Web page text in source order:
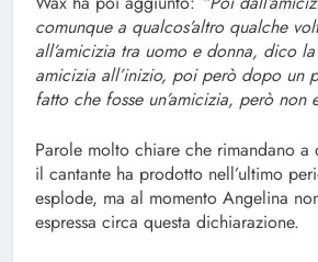
comunque a qualcos’altro qualche
all’amicizia tra uomo e donna, dico
amicizia all’inizio, poi però dopo un
fatto che fosse un’amicizia, però non
Parole molto chiare che rimandano a
il cantante ha prodotto nell’ultimo
esplode, ma al momento Angelina
espressa circa questa dichiarazione.